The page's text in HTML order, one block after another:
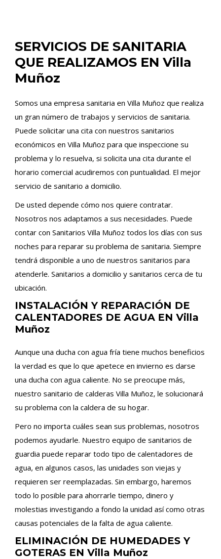
SERVICIOS DE SANITARIA
QUE REALIZAMOS EN Villa
Muñoz
Somos una empresa sanitaria en Villa Muñoz que realiza
un gran número de trabajos y servicios de sanitaria.
Puede solicitar una cita con nuestros sanitarios
económicos en Villa Muñoz para que inspeccione su
problema y lo resuelva, si solicita una cita durante el
horario comercial acudiremos con puntualidad. El mejor
servicio de sanitario a domicilio.
De usted depende cómo nos quiere contratar.
Nosotros nos adaptamos a sus necesidades. Puede
contar con Sanitarios Villa Muñoz todos los días con sus
noches para reparar su problema de sanitaria. Siempre
tendrá disponible a uno de nuestros sanitarios para
atenderle. Sanitarios a domicilio y sanitarios cerca de tu
ubicación.
INSTALACIÓN Y REPARACIÓN DE
CALENTADORES DE AGUA EN Villa
Muñoz
Aunque una ducha con agua fría tiene muchos beneficios
la verdad es que lo que apetece en invierno es darse
una ducha con agua caliente. No se preocupe más,
nuestro sanitario de calderas Villa Muñoz, le solucionará
su problema con la caldera de su hogar.
Pero no importa cuáles sean sus problemas, nosotros
podemos ayudarle. Nuestro equipo de sanitarios de
guardia puede reparar todo tipo de calentadores de
agua, en algunos casos, las unidades son viejas y
requieren ser reemplazadas. Sin embargo, haremos
todo lo posible para ahorrarle tiempo, dinero y
molestias investigando a fondo la unidad así como otras
causas potenciales de la falta de agua caliente.
ELIMINACIÓN DE HUMEDADES Y
GOTERAS EN Villa Muñoz